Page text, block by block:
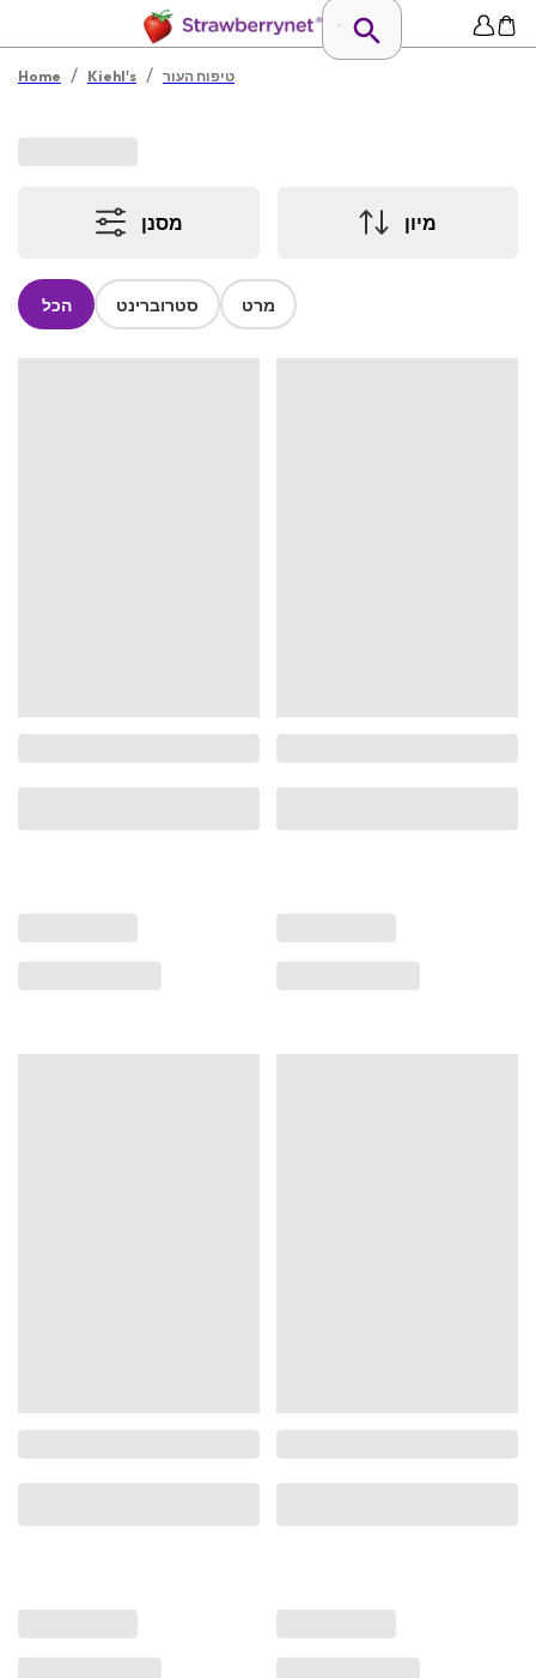
Home / Kiehl's / טיפוח העור
מסנן מיון
הכל סטרוברינט מרט